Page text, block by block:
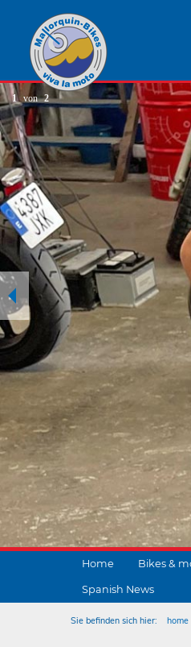
1 von 2
Home Bikes &
Spanish News
Sie befinden sich hier: home